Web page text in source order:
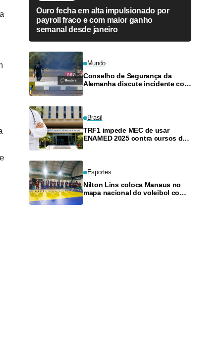
Ouro fecha em alta impulsionado por
payroll fraco e com maior ganho
semanal desde janeiro
Mundo
Conselho de Segurança da
Alemanha discute incidente com
Brasil
TRF1 impede MEC de usar
ENAMED 2025 contra cursos de
Esportes
Nilton Lins coloca Manaus no
mapa nacional do voleibol com a